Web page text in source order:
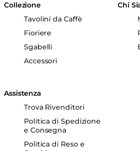
Collezione
Tavolini da Caffè
Fioriere
Sgabelli
Accessori
Chi
Assistenza
Trova Rivenditori
Politica di Spedizione
e Consegna
Politica di Reso e